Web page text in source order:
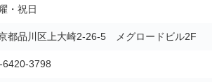
・祝日
都品川区上大崎2-26-5 メグロードビル2F
6420-3798